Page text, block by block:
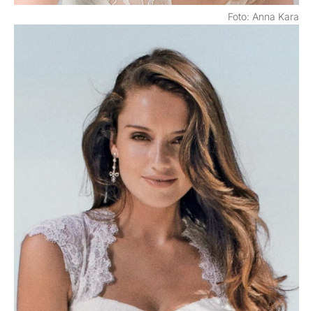
Foto: Anna Kara